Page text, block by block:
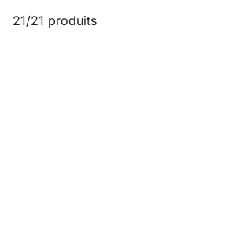
21/21 produits